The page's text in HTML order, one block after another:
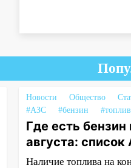
Новости Общество
#АЗС
#бензин
Где есть
августа: список
Наличие топлива на